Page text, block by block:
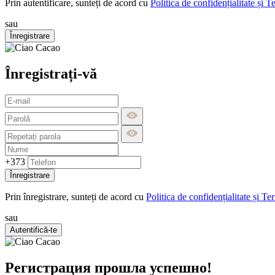
Prin autentificare, sunteți de acord cu Politica de confidențialitate și
sau
Înregistrare
Înregistrați-vă
+373
Înregistrare
Prin înregistrare, sunteți de acord cu Politica de confidențialitate și
sau
Autentifică-te
Регистрация прошла успешно!